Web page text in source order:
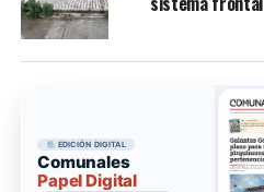
EDICIÓN DIGITAL
Comunales
Papel Digital